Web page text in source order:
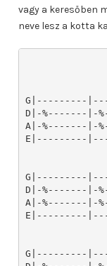
vagy a keresőben
neve lesz a kotta
G|---------
D|-%-------|-
A|-%-------|-
E|---------
G|---------
D|-%-------|-
A|-%-------|-
E|---------
G|---------